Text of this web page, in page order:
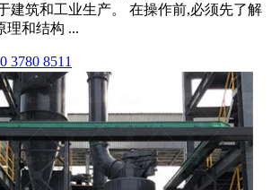
建筑和工业生产。 在操作前,必须先了解
理和结构 ...
3780 8511